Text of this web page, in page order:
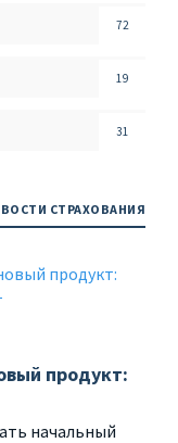
72
19
31
СТРАХОВАНИЯ
продукт:
начальный